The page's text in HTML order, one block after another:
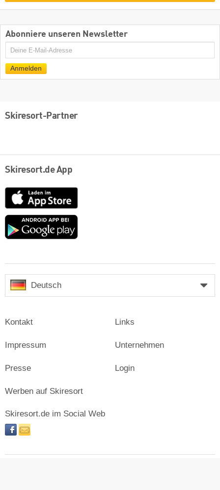
Abonniere unseren Newsletter
E-
Anmelden
Skiresort-Partner
Skiresort.de App
App
Store
Google
Deutsch
Kontakt
Impressum
Presse
Links
Unternehmen
Login
Werben auf Skiresort
Skiresort.de im Social Web
facebooknewsletter